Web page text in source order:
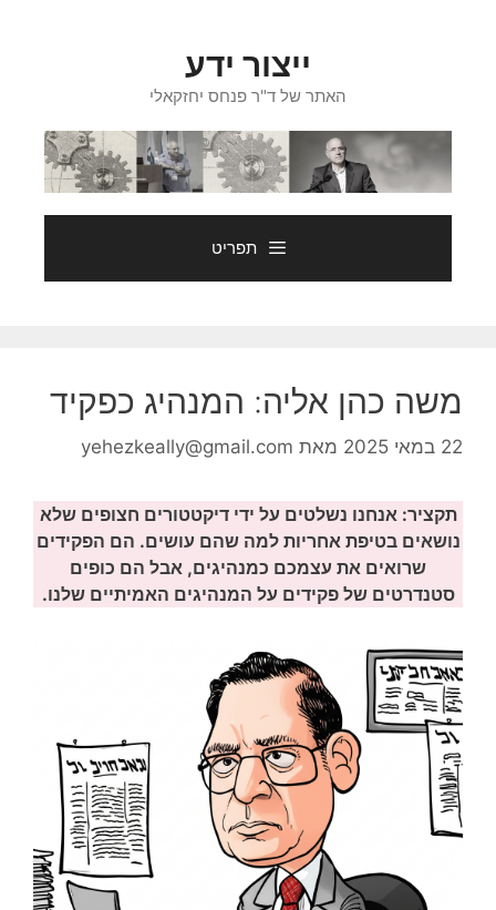
ייצור ידע
האתר של ד"ר פנחס יחזקאלי
תפריט
משה כהן אליה: המנהיג כפקיד
22 במאי 2025 מאת yehezkeally@gmail.com
תקציר: אנחנו נשלטים על ידי דיקטטורים חצופים שלא
נושאים בטיפת אחריות למה שהם עושים. הם הפקידים
שרואים את עצמכם כמנהיגים, אבל הם כופים
סטנדרטים של פקידים על המנהיגים האמיתיים שלנו.